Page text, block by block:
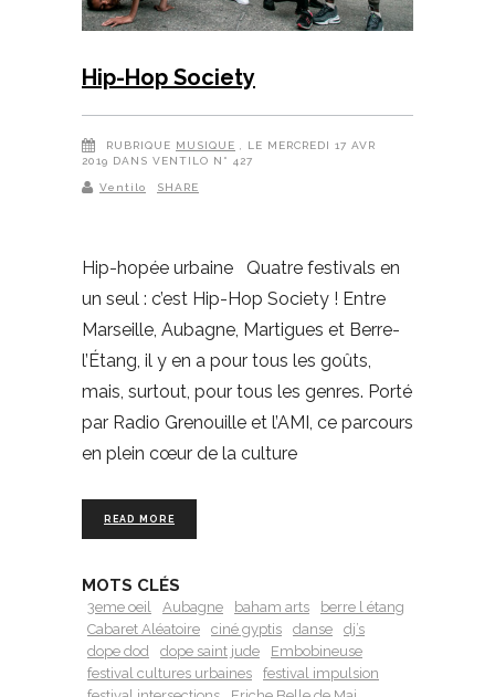
Hip-Hop Society
RUBRIQUE MUSIQUE
, LE MERCREDI 17 AVR
2019 DANS VENTILO N° 427
Ventilo SHARE
Hip-hopée urbaine Quatre festivals en
un seul : c’est Hip-Hop Society ! Entre
Marseille, Aubagne, Martigues et Berre-
l’Étang, il y en a pour tous les goûts,
mais, surtout, pour tous les genres. Porté
par Radio Grenouille et l’AMI, ce parcours
en plein cœur de la culture
READ MORE
MOTS CLÉS
3eme oeil Aubagne baham arts
berre l étang
Cabaret Aléatoire
ciné gyptis danse
dj’s
dope dod
dope saint jude
Embobineuse
festival cultures urbaines
festival impulsion